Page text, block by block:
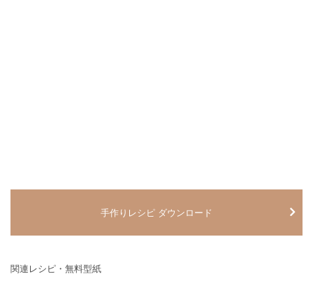
手作りレシピ ダウンロード
関連レシピ・無料型紙